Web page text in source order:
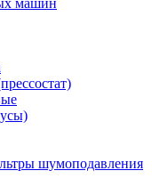
машин
шумоподавления